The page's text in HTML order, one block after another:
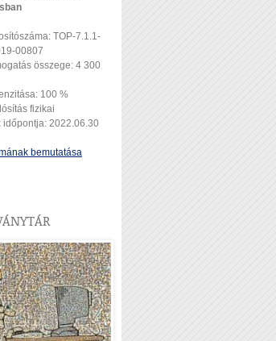
TOP-7.1.1-
00807
összege: 4 300
100 %
fizikai
időpontja: 2022.06.30
bemutatása